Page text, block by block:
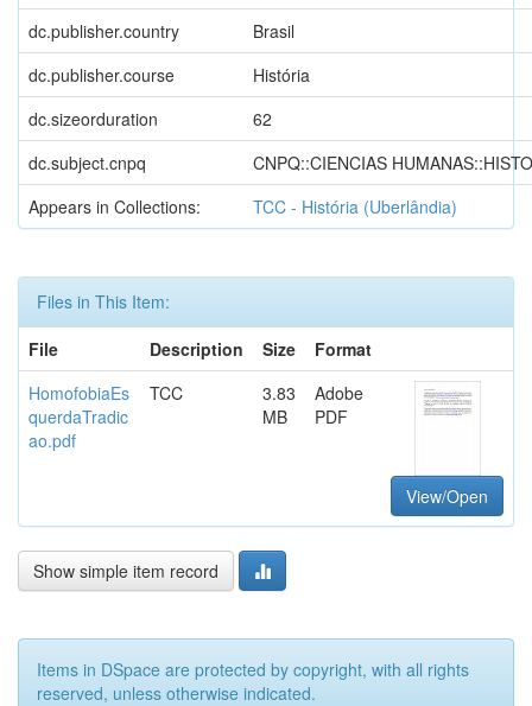
dc.publisher.country
Brasil
dc.publisher.course
História
dc.sizeorduration
62
dc.subject.cnpq
CNPQ::CIENCIAS
Appears in Collections:
TCC - História (Uberlândia)
Files in This Item:
File
Description Size
Format
HomofobiaEs
querdaTradic
ao.pdf
TCC
3.83
MB
Adobe
PDF
View/Open
Show simple item record
Items in DSpace are protected by copyright, with all rights
reserved, unless otherwise indicated.